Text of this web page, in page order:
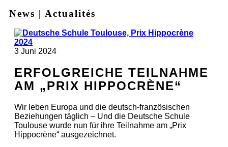
News | Actualités
3 Juni 2024
ERFOLGREICHE TEILNAHME
AM „PRIX HIPPOCRÈNE“
Wir leben Europa und die deutsch-französischen
Beziehungen täglich – Und die Deutsche Schule
Toulouse wurde nun für ihre Teilnahme am „Prix
Hippocrène“ ausgezeichnet.